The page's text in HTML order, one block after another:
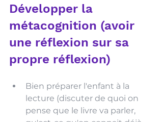
Développer la
métacognition (avoir
une réflexion sur sa
propre réflexion)
Bien préparer l'enfant à la
lecture (discuter de quoi on
pense que le livre va parler,